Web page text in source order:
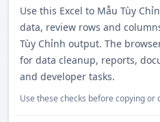
Use this Excel to Mẫu Tùy
data, review rows and
Tùy Chỉnh output. The
for data cleanup, reports,
and developer tasks.
Use these checks before copying or